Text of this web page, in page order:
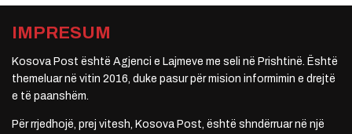
IMPRESUM
Kosova Post është Agjenci e Lajmeve me seli në Prishtinë. Është
themeluar në vitin 2016, duke pasur për mision informimin e drejtë
e të paanshëm.
Për rrjedhojë, prej vitesh, Kosova Post, është shndërruar në një